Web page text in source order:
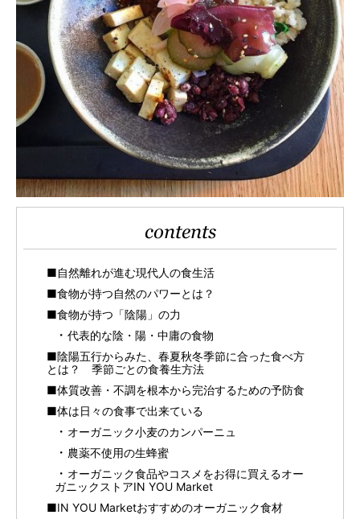
contents
■自然離れが進む現代人の食生活
■食物が持つ自然のパワーとは？
■食物が持つ「陰陽」の力
代表的な陰・陽・中庸の食物
■陰陽五行からみた、春夏秋冬季節に合った食べ方
とは？ 季節ごとの食養生方法
■体質改善・不調を根本から完治するための予防食
■体は日々の食事で出来ている
オーガニック小麦のカンパーニュ
農薬不使用の生蜂蜜
オーガニック食品やコスメをお得に買えるオー
ガニックストアIN YOU Market
■IN YOU Marketおすすめのオーガニック食材